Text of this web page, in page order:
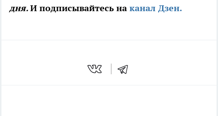
дня.И подписывайтесь на канал Дзен.